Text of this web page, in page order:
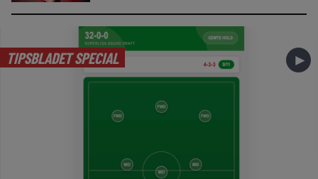
TIPSBLADET SPECIAL ►